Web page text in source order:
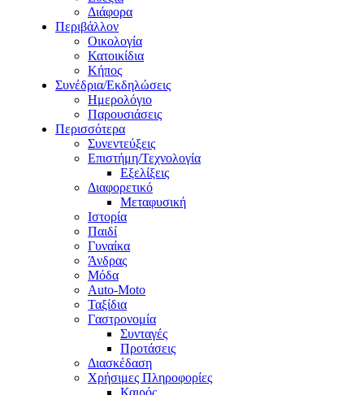
Διάφορα
Περιβάλλον
Οικολογία
Κατοικίδια
Κήπος
Συνέδρια/Εκδηλώσεις
Ημερολόγιο
Παρουσιάσεις
Περισσότερα
Συνεντεύξεις
Επιστήμη/Τεχνολογία
Εξελίξεις
Διαφορετικό
Μεταφυσική
Ιστορία
Παιδί
Γυναίκα
Άνδρας
Μόδα
Auto-Moto
Ταξίδια
Γαστρονομία
Συνταγές
Προτάσεις
Διασκέδαση
Χρήσιμες Πληροφορίες
Καιρός